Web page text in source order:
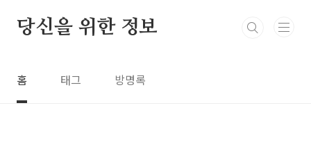
당신을 위한 정보
홈 태그 방명록